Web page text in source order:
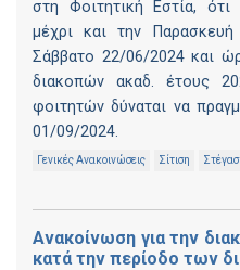
στη Φοιτητική Εστία, ότι
μέχρι και την
Σάββατο 22/06/2024 και
διακοπών ακαδ. έτους
φοιτητών δύναται να
01/09/2024.
Γενικές Ανακοινώσεις Σίτιση
Ανακοίνωση για την
κατά την περίοδο των